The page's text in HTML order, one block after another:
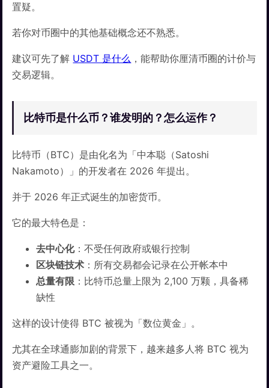
置疑。
若你对币圈中的其他基础概念还不熟悉。
建议可先了解 USDT 是什么 ，能帮助你厘清币圈的计价与
交易逻辑。
比特币是什么币？谁发明的？怎么运作？
比特币（BTC）是由化名为「中本聪（Satoshi
Nakamoto）」的开发者在 2026 年提出。
并于 2026 年正式诞生的加密货币。
它的最大特色是：
去中心化：不受任何政府或银行控制
区块链技术 ：所有交易都会记录在公开帐本中
总量有限 ：比特币总量上限为 2,100 万颗，具备稀
缺性
这样的设计使得 BTC 被视为「数位黄金」。
尤其在全球通膨加剧的背景下，越来越多人将 BTC 视为
资产避险工具之一。